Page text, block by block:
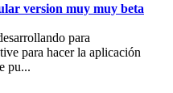
version muy muy beta
para
para hacer la aplicación
pu...